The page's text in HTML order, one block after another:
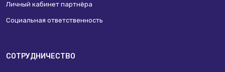
Личный кабинет партнёра
Социальная ответственность
СОТРУДНИЧЕСТВО